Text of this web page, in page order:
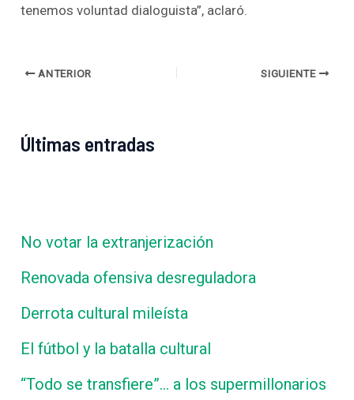
tenemos voluntad dialoguista”, aclaró.
ANTERIOR SIGUIENTE
Últimas entradas
No votar la extranjerización
Renovada ofensiva desreguladora
Derrota cultural mileísta
El fútbol y la batalla cultural
“Todo se transfiere”… a los supermillonarios